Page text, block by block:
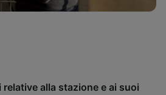
alla stazione e ai suoi